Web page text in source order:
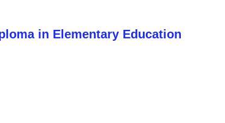
in Elementary Education